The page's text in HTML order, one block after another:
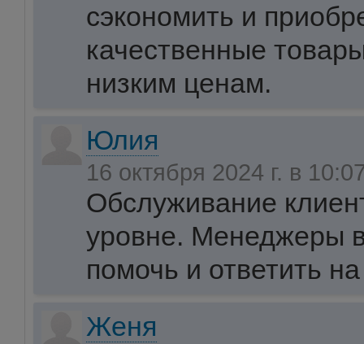
сэкономить и
качественные
низким ценам.
Юлия
16 октября 2024 г. в
Обслуживание
уровне. Менеджеры
помочь и ответить
Женя